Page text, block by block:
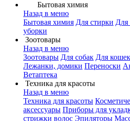
Бытовая химия
Назад в меню
Бытовая химия Для стирки Для
уборки
Зоотовары
Назад в меню
Зоотовары Для собак Для кошек
Лежанки, домики Переноски
Ветаптека
Техника для красоты
Назад в меню
Техника для красоты
аксессуары Приборы для
стрижки волос Эпиляторы